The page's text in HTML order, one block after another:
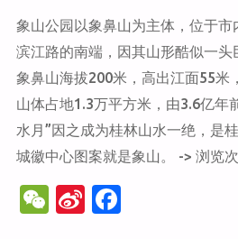
象山公园以象鼻山为主体，位于市
滨江路的南端，因其山形酷似一头
象鼻山海拔200米，高出江面55米
山体占地1.3万平方米，由3.6亿年
水月”因之成为桂林山水一绝，是
城徽中心图案就是象山。 -> 浏览
W
Si